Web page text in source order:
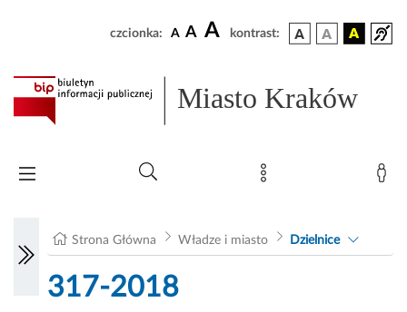
czcionka: A A A kontrast:
Miasto Kraków
Strona Główna Władze i miasto Dzielnice
317-2018